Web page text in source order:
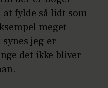
fylde så lidt som
meget
jeg er
det ikke bliver